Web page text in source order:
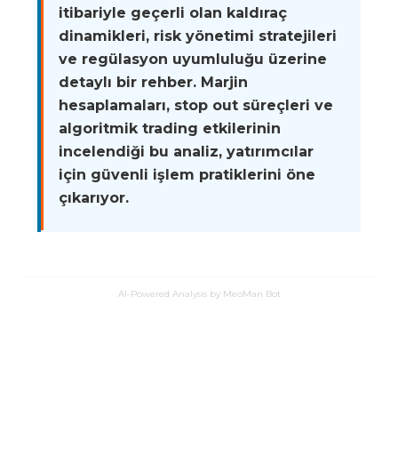
itibariyle geçerli olan kaldıraç
dinamikleri, risk yönetimi stratejileri
ve regülasyon uyumluluğu üzerine
detaylı bir rehber. Marjin
hesaplamaları, stop out süreçleri ve
algoritmik trading etkilerinin
incelendiği bu analiz, yatırımcılar
için güvenli işlem pratiklerini öne
çıkarıyor.
AI-Powered Analysis by MeoMan Bot